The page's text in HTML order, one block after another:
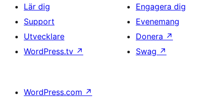
Lär dig
Support
Utvecklare
WordPress.tv ↗
Engagera dig
Evenemang
Donera ↗
Swag ↗
WordPress.com ↗